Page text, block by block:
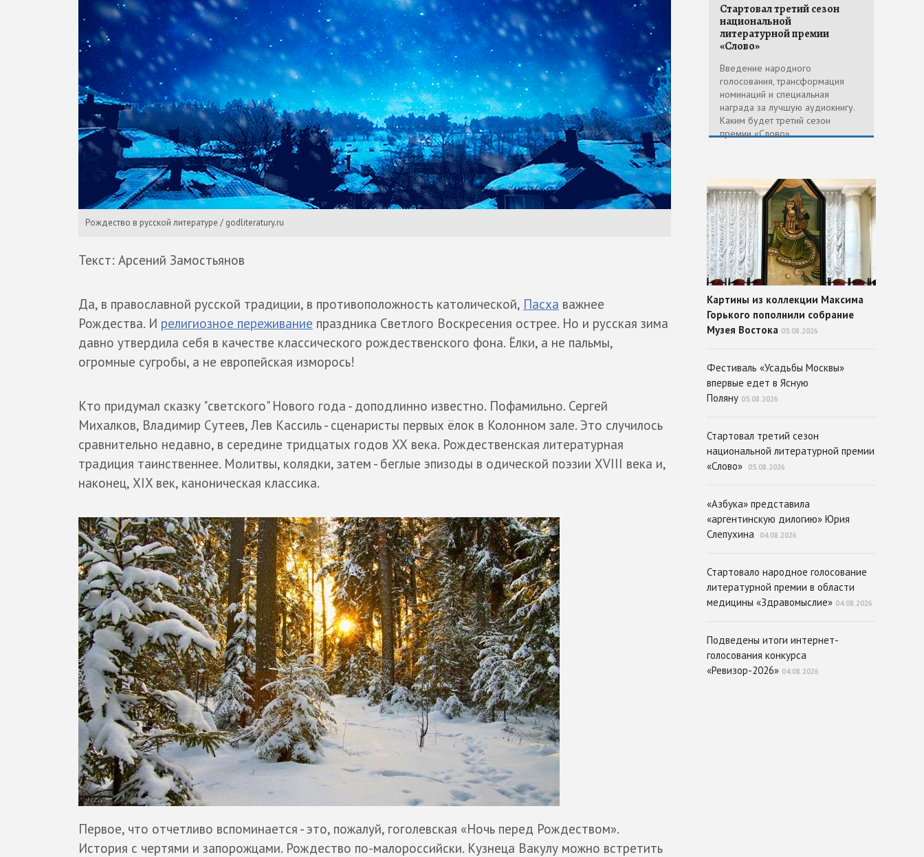
Рождество в русской литературе / godliteratury.ru
Текст: Арсений Замостьянов
Да, в православной русской традиции, в противоположность католической, Пасха важнее
Рождества. И религиозное переживание праздника Cветлого Воскресения острее. Но и русская зима
давно утвердила себя в качестве классического рождественского фона. Ёлки, а не пальмы,
огромные сугробы, а не европейская изморось!
Кто придумал сказку "светского" Нового года - доподлинно известно. Пофамильно. Сергей
Михалков, Владимир Сутеев, Лев Кассиль - сценаристы первых ёлок в Колонном зале. Это случилось
сравнительно недавно, в середине тридцатых годов ХХ века. Рождественская литературная
традиция таинственнее. Молитвы, колядки, затем - беглые эпизоды в одической поэзии XVIII века и,
наконец, XIX век, каноническая классика.
Первое, что отчетливо вспоминается - это, пожалуй, гоголевская «Ночь перед Рождеством».
История с чертями и запорожцами. Рождество по-малороссийски. Кузнеца Вакулу можно встретить
Стартовал третий сезон
национальной
литературной премии
«Слово»
Введение народного
голосования, трансформация
номинаций и специальная
награда за лучшую аудиокнигу.
Каким будет третий сезон
премии «Слово»
Картины из коллекции Максима
Горького пополнили собрание
Музея Востока 05.08.2026
Фестиваль «Усадьбы Москвы»
впервые едет в Ясную
Поляну 05.08.2026
Стартовал третий сезон
национальной литературной премии
«Слово»
05.08.2026
«Азбука» представила
«аргентинскую дилогию» Юрия
Слепухина
04.08.2026
Стартовало народное голосование
литературной премии в области
медицины «Здравомыслие» 04.08.2026
Подведены итоги интернет-
голосования конкурса
«Ревизор-2026» 04.08.2026